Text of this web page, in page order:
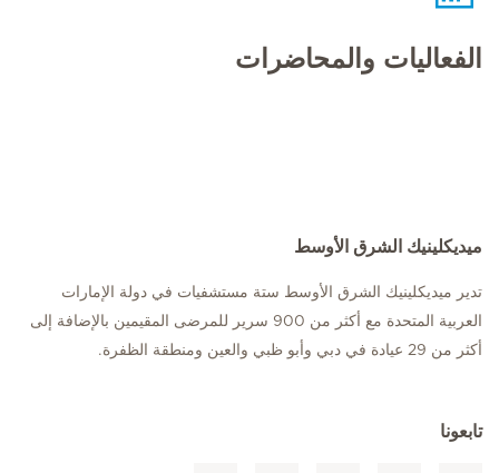
الفعاليات والمحاضرات
ميديكلينيك الشرق الأوسط
تدير ميديكلينيك الشرق الأوسط ستة مستشفيات في دولة الإمارات
العربية المتحدة مع أكثر من 900 سرير للمرضى المقيمين بالإضافة إلى
أكثر من 29 عيادة في دبي وأبو ظبي والعين ومنطقة الظفرة.
تابعونا